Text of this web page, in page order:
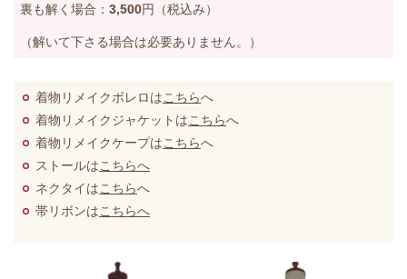
裏も解く場合： 3,500円（税込み）
（解いて下さる場合は必要ありません。）
着物リメイクボレロはこちらへ
着物リメイクジャケットはこちらへ
着物リメイクケープはこちらへ
ストールはこちらへ
ネクタイはこちらへ
帯リボンはこちらへ